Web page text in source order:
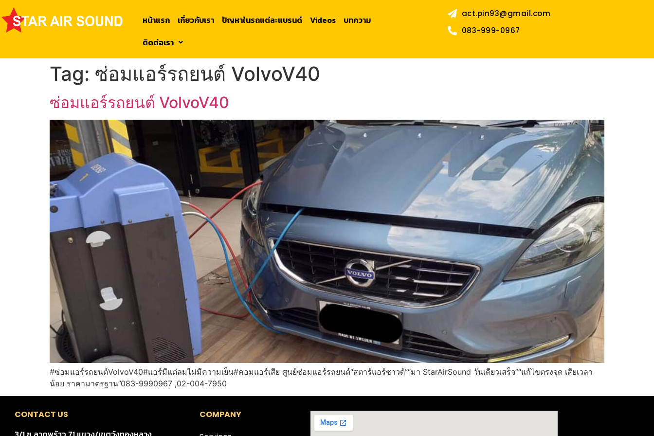
หน้าแรก เกี่ยวกับเรา ปัญหาในรถแต่ละแบรนด์ Videos
บทความ
ติดต่อเรา
act.pin93@gmail.com
083-999-0967
Tag: ซ่อมแอร์รถยนต์ VolvoV40
ซ่อมแอร์รถยนต์ VolvoV40
#ซ่อมแอร์รถยนต์VolvoV40#แอร์มีแต่ลมไม่มีความเย็น#คอมแอร์เสีย ศูนย์ซ่อมแอร์รถยนต์“สตาร์แอร์ซาวด์”“มา StarAirSound วันเดียวเสร็จ”“แก้ไขตรงจุด เสียเวลา
น้อย ราคามาตรฐาน”083-9990967 ,02-004-7950
CONTACT US
COMPANY